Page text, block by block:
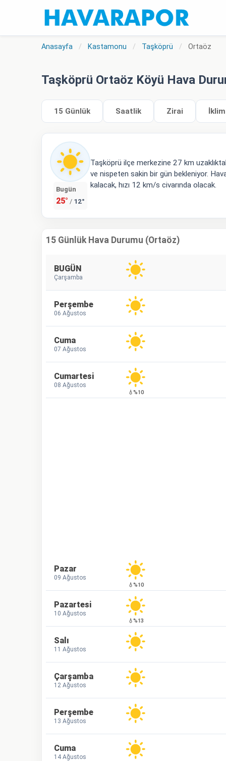
Anasayfa / Kastamonu / Taşköprü / Ortaöz
Taşköprü Ortaöz Köyü Hava
15 Günlük Saatlik Zirai İklim
Bugün
25° / 12°
Taşköprü ilçe merkezine 27 km
ve nispeten sakin bir gün bekleniyor.
kalacak, hızı 12 km/s civarında olacak.
15 Günlük Hava Durumu (Ortaöz)
BUGÜN
Çarşamba
Perşembe
06 Ağustos
Cuma
07 Ağustos
Cumartesi
08 Ağustos
💧%10
Pazar
09 Ağustos
💧%10
Pazartesi
10 Ağustos
💧%13
Salı
11 Ağustos
Çarşamba
12 Ağustos
Perşembe
13 Ağustos
Cuma
14 Ağustos